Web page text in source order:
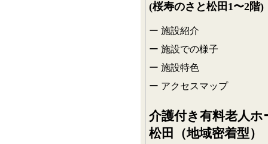
(桜寿のさと松田1〜2階)
施設紹介
施設での様子
施設特色
アクセスマップ
介護付き有料老人
松田（地域密着型）